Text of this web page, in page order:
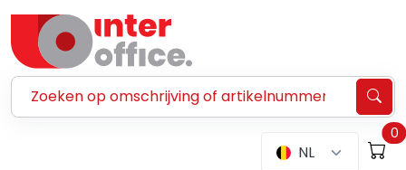
NL
0